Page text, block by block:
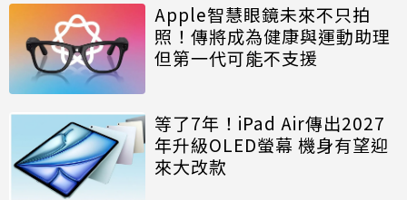
Apple智慧眼鏡未來不只拍
照！傳將成為健康與運動助理
但第一代可能不支援
等了7年！iPad Air傳出2027
年升級OLED螢幕 機身有望迎
來大改款